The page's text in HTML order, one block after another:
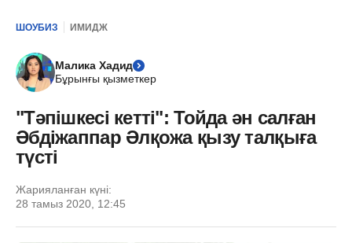
ШОУБИЗ ИМИДЖ
Малика Хадид
Бұрынғы қызметкер
"Тәпішкесі кетті": Тойда ән салған
Әбдіжаппар Әлқожа қызу талқыға
түсті
Жарияланған күні:
28 тамыз 2020, 12:45